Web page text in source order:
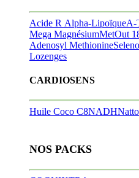
Acide R Alpha-LipoïqueA-
Mega MagnésiumMetOut
Adenosyl Methionine
Lozenges
CARDIOSENS
Huile Coco C8NADH
NOS PACKS